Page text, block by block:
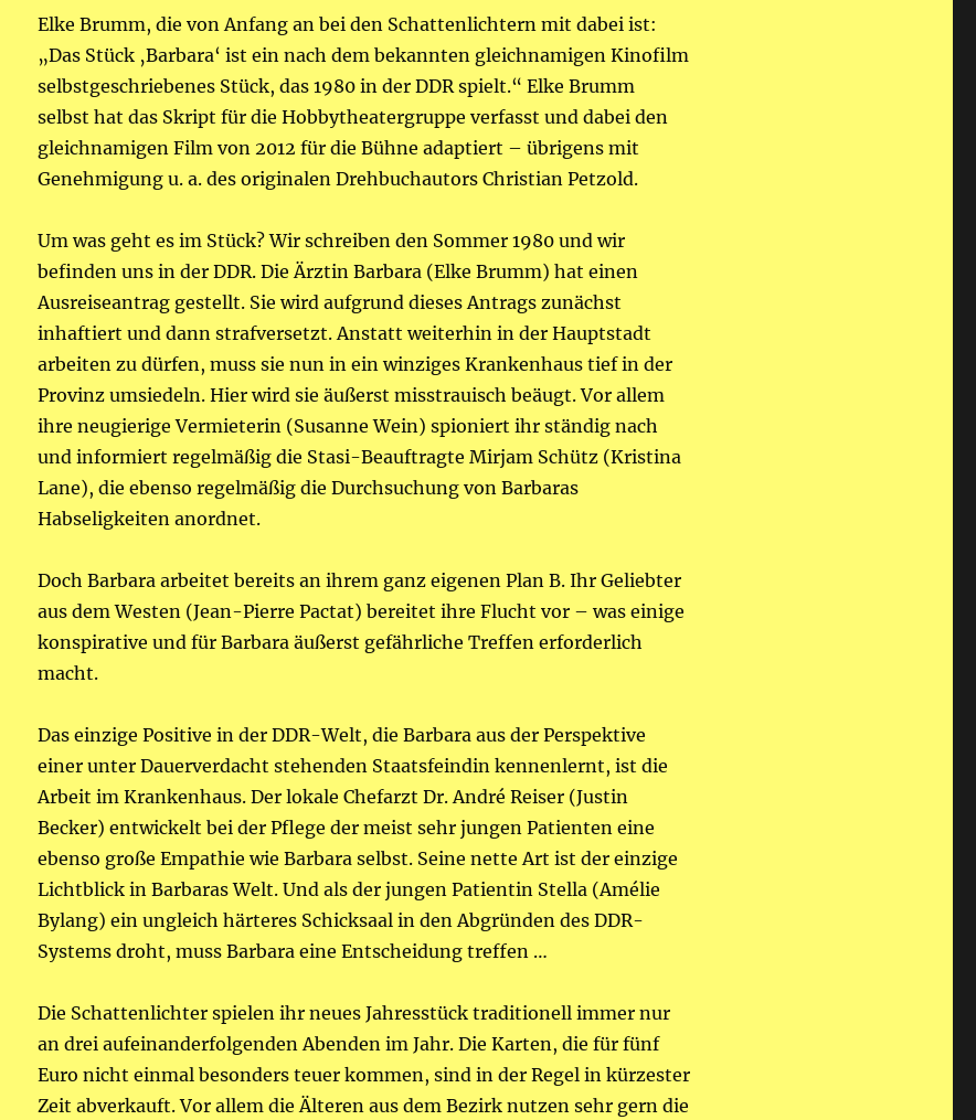
Elke Brumm, die von Anfang an bei den Schattenlichtern mit dabei ist:
„Das Stück ‚Barbara‘ ist ein nach dem bekannten gleichnamigen Kinofilm
selbstgeschriebenes Stück, das 1980 in der DDR spielt.“ Elke Brumm
selbst hat das Skript für die Hobbytheatergruppe verfasst und dabei den
gleichnamigen Film von 2012 für die Bühne adaptiert – übrigens mit
Genehmigung u. a. des originalen Drehbuchautors Christian Petzold.
Um was geht es im Stück? Wir schreiben den Sommer 1980 und wir
befinden uns in der DDR. Die Ärztin Barbara (Elke Brumm) hat einen
Ausreiseantrag gestellt. Sie wird aufgrund dieses Antrags zunächst
inhaftiert und dann strafversetzt. Anstatt weiterhin in der Hauptstadt
arbeiten zu dürfen, muss sie nun in ein winziges Krankenhaus tief in der
Provinz umsiedeln. Hier wird sie äußerst misstrauisch beäugt. Vor allem
ihre neugierige Vermieterin (Susanne Wein) spioniert ihr ständig nach
und informiert regelmäßig die Stasi-Beauftragte Mirjam Schütz (Kristina
Lane), die ebenso regelmäßig die Durchsuchung von Barbaras
Habseligkeiten anordnet.
Doch Barbara arbeitet bereits an ihrem ganz eigenen Plan B. Ihr Geliebter
aus dem Westen (Jean-Pierre Pactat) bereitet ihre Flucht vor – was einige
konspirative und für Barbara äußerst gefährliche Treffen erforderlich
macht.
Das einzige Positive in der DDR-Welt, die Barbara aus der Perspektive
einer unter Dauerverdacht stehenden Staatsfeindin kennenlernt, ist die
Arbeit im Krankenhaus. Der lokale Chefarzt Dr. André Reiser (Justin
Becker) entwickelt bei der Pflege der meist sehr jungen Patienten eine
ebenso große Empathie wie Barbara selbst. Seine nette Art ist der einzige
Lichtblick in Barbaras Welt. Und als der jungen Patientin Stella (Amélie
Bylang) ein ungleich härteres Schicksaal in den Abgründen des DDR-
Systems droht, muss Barbara eine Entscheidung treffen …
Die Schattenlichter spielen ihr neues Jahresstück traditionell immer nur
an drei aufeinanderfolgenden Abenden im Jahr. Die Karten, die für fünf
Euro nicht einmal besonders teuer kommen, sind in der Regel in kürzester
Zeit abverkauft. Vor allem die Älteren aus dem Bezirk nutzen sehr gern die